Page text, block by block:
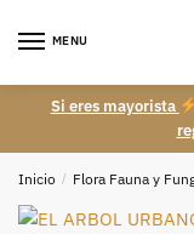
MENU
Si eres mayorista
Inicio / Flora Fauna y